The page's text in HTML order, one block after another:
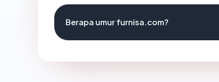
Berapa umur furnisa.com?